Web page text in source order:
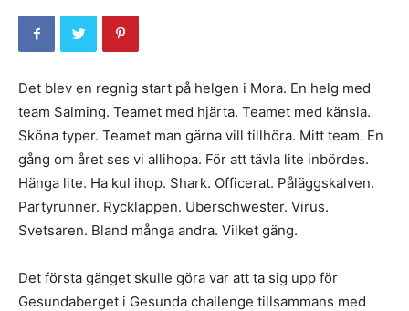
Det blev en regnig start på helgen i Mora. En helg med
team Salming. Teamet med hjärta. Teamet med känsla.
Sköna typer. Teamet man gärna vill tillhöra. Mitt team. En
gång om året ses vi allihopa. För att tävla lite inbördes.
Hänga lite. Ha kul ihop. Shark. Officerat. Påläggskalven.
Partyrunner. Rycklappen. Uberschwester. Virus.
Svetsaren. Bland många andra. Vilket gäng.
Det första gänget skulle göra var att ta sig upp för
Gesundaberget i Gesunda challenge tillsammans med